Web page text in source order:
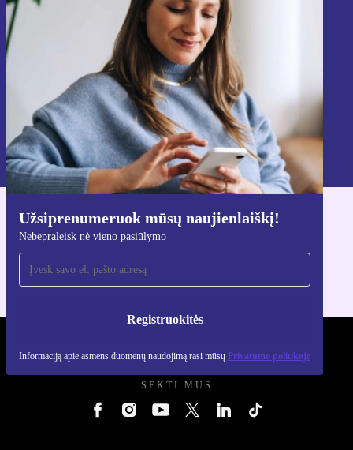
Užsiprenumeruok mūsų naujienlaiškį!
Nebepraleisk nė vieno pasiūlymo
Registruokitės
Informaciją apie asmens duomenų naudojimą rasi mūsų Privatumo politikoje
Nebepraleisk nė vieno pasiūlymo.
Registruokitės
Informaciją apie asmens duomenų naudojimą rasi mūsų
Privatumo politikoje.
Atsisiųsti refurbed programėlę
Skirta iOS ir Android
SEKTI MUS